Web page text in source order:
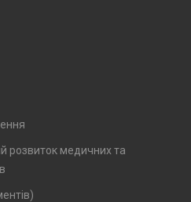
розвиток медичних та